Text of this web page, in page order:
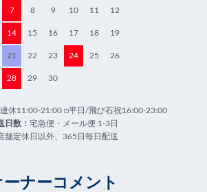
7 8 9 10 11 12
14 15 16 17 18 19
21 22 23 24 25 26
28 29 30
休11:00-21:00 □平日/飛び石祝16:00-23:00
日数： 宅急便・メール便 1-3日
舗定休日以外、365日毎日配送
ーナーコメント